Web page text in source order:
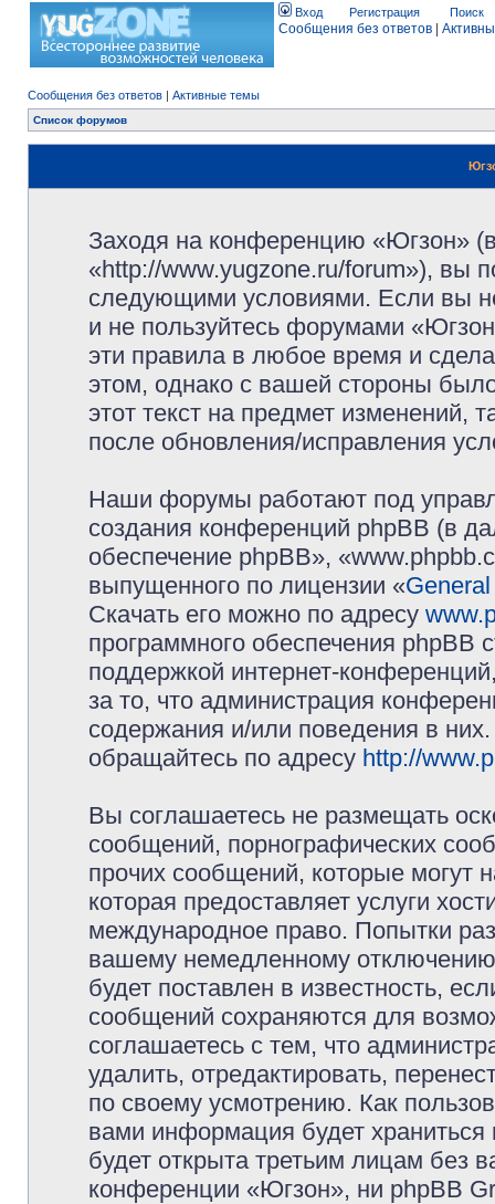
Вход Регистрация Поиск
Сообщения без ответов
Сообщения без ответов | Активные темы
Список форумов
Заходя на конференцию «Югзон»
«http://www.yugzone.ru/forum»), вы
следующими условиями. Если вы
и не пользуйтесь форумами
эти правила в любое время и
этом, однако с вашей стороны
этот текст на предмет изменений,
после обновления/исправления
Наши форумы работают под
создания конференций phpBB (в
обеспечение phpBB»,
выпущенного по лицензии «
Скачать его можно по адресу
программного обеспечения phpBB
поддержкой интернет-
за то, что администрация
содержания и/или поведения в
обращайтесь по адресу http://
Вы соглашаетесь не размещать
сообщений, порнографических
прочих сообщений, которые могут
которая предоставляет услуги
международное право. Попытки
вашему немедленному
будет поставлен в известность,
сообщений сохраняются для
соглашаетесь с тем, что
удалить, отредактировать,
по своему усмотрению. Как
вами информация будет
будет открыта третьим лицам без
конференции «Югзон», ни phpBB